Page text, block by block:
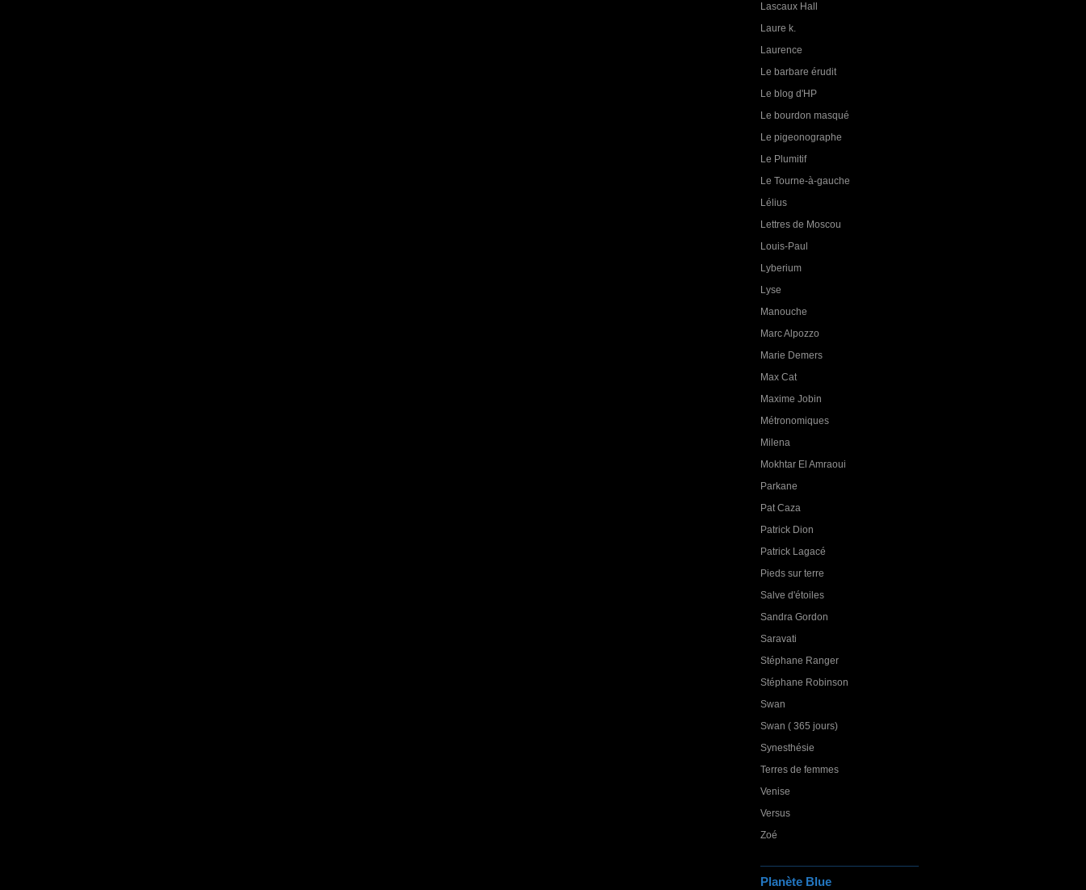
Lascaux Hall
Laure k.
Laurence
Le barbare érudit
Le blog d'HP
Le bourdon masqué
Le pigeonographe
Le Plumitif
Le Tourne-à-gauche
Lélius
Lettres de Moscou
Louis-Paul
Lyberium
Lyse
Manouche
Marc Alpozzo
Marie Demers
Max Cat
Maxime Jobin
Métronomiques
Milena
Mokhtar El Amraoui
Parkane
Pat Caza
Patrick Dion
Patrick Lagacé
Pieds sur terre
Salve d'étoiles
Sandra Gordon
Saravati
Stéphane Ranger
Stéphane Robinson
Swan
Swan ( 365 jours)
Synesthésie
Terres de femmes
Venise
Versus
Zoé
Planète Blue